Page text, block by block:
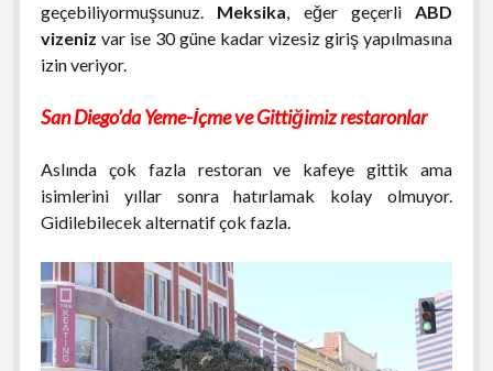
geçebiliyormuşsunuz. Meksika, eğer geçerliABD
vizeniz var ise 30 güne kadar vizesiz giriş yapılmasına
izin veriyor.
San Diego’da Yeme-İçme ve Gittiğimiz restaronlar
Aslında çok fazla restoran ve kafeye gittik ama
isimlerini yıllar sonra hatırlamak kolay olmuyor.
Gidilebilecek alternatif çok fazla.